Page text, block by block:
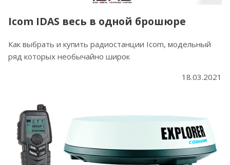
Icom IDAS весь в одной брошюре
Как выбрать и купить радиостанции Icom, модельный
ряд которых необычайно широк
18.03.2021